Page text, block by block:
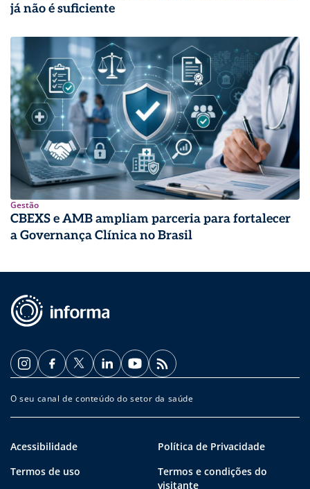
já não é suficiente
Gestão
CBEXS e AMB ampliam parceria para fortalecer
a Governança Clínica no Brasil
O seu canal de conteúdo do setor da saúde
Acessibilidade
Política de Privacidade
Termos de uso
Termos e condições do
visitante